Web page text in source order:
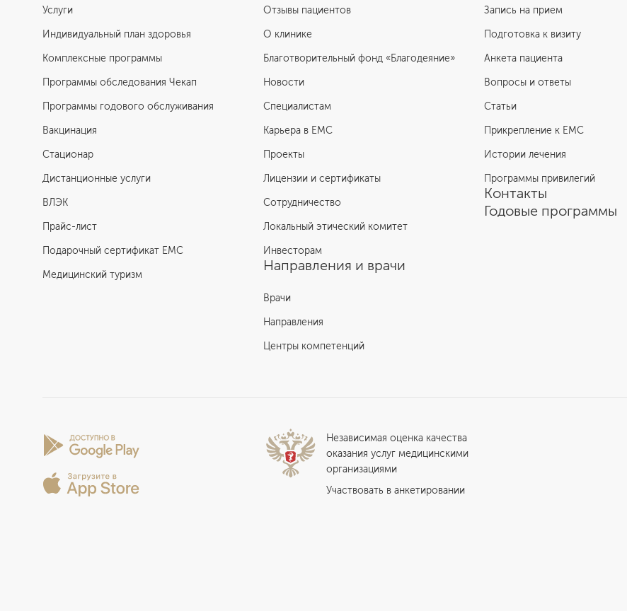
Отзывы пациентов
О клинике
Благотворительный фонд «Благодеяние»
Новости
Специалистам
Карьера в ЕМС
Проекты
Лицензии и сертификаты
Сотрудничество
Локальный этический комитет
Инвесторам
Направления и врачи
Врачи
Направления
Центры компетенций
Услуги
Индивидуальный план здоровья
Комплексные программы
Программы обследования Чекап
Программы годового обслуживания
Вакцинация
Стационар
Дистанционные услуги
ВЛЭК
Прайс-лист
Подарочный сертификат EMC
Медицинский туризм
Запись на прием
Подготовка к визиту
Анкета пациента
Вопросы и ответы
Статьи
Прикрепление к EMC
Истории лечения
Программы привилегий
Контакты
Годовые программы
Независимая оценка качества
оказания услуг медицинскими
организациями
Участвовать в анкетировании